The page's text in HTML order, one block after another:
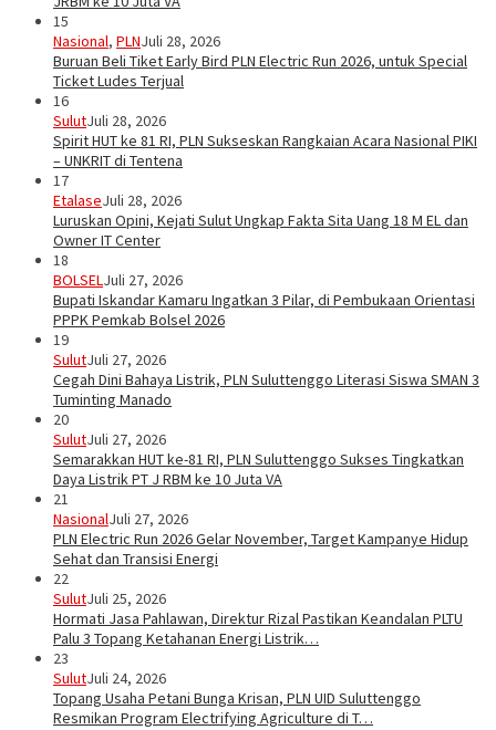
15
Nasional, PLNJuli 28, 2026
Buruan Beli Tiket Early Bird PLN Electric Run 2026, untuk Special
Ticket Ludes Terjual
16
SulutJuli 28, 2026
Spirit HUT ke 81 RI, PLN Sukseskan Rangkaian Acara Nasional PIKI
– UNKRIT di Tentena
17
EtalaseJuli 28, 2026
Luruskan Opini, Kejati Sulut Ungkap Fakta Sita Uang 18 M EL dan
Owner IT Center
18
BOLSELJuli 27, 2026
Bupati Iskandar Kamaru Ingatkan 3 Pilar, di Pembukaan Orientasi
PPPK Pemkab Bolsel 2026
19
SulutJuli 27, 2026
Cegah Dini Bahaya Listrik, PLN Suluttenggo Literasi Siswa SMAN 3
Tuminting Manado
20
SulutJuli 27, 2026
Semarakkan HUT ke-81 RI, PLN Suluttenggo Sukses Tingkatkan
Daya Listrik PT J RBM ke 10 Juta VA
21
NasionalJuli 27, 2026
PLN Electric Run 2026 Gelar November, Target Kampanye Hidup
Sehat dan Transisi Energi
22
SulutJuli 25, 2026
Hormati Jasa Pahlawan, Direktur Rizal Pastikan Keandalan PLTU
Palu 3 Topang Ketahanan Energi Listrik…
23
SulutJuli 24, 2026
Topang Usaha Petani Bunga Krisan, PLN UID Suluttenggo
Resmikan Program Electrifying Agriculture di T…